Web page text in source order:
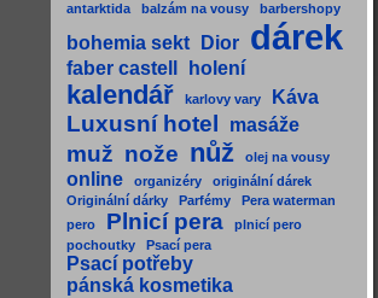
antarktida balzám na vousy barbershopy
bohemia sekt Dior dárek
faber castell holení
kalendář karlovy vary Káva
Luxusní hotel masáže
muž nože nůž olej na vousy
online organizéry
originální dárek
Originální dárky
Parfémy
Pera waterman
pero
Plnicí pera
plnicí pero
pochoutky
Psací pera
Psací potřeby
pánská kosmetika